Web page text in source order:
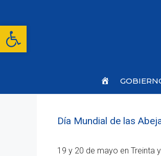
Abrir barra de
contenido
Inicio
Día Mundial de las
19 y 20 de mayo en Treinta